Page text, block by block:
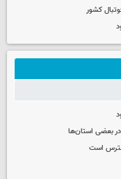
کشور
بعضی استان‌ها
است